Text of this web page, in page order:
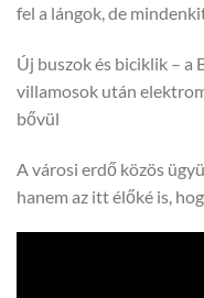
fel a lángok, de
Új buszok és biciklik –
villamosok után
bővül
A városi erdő közös
hanem az itt élőké is,